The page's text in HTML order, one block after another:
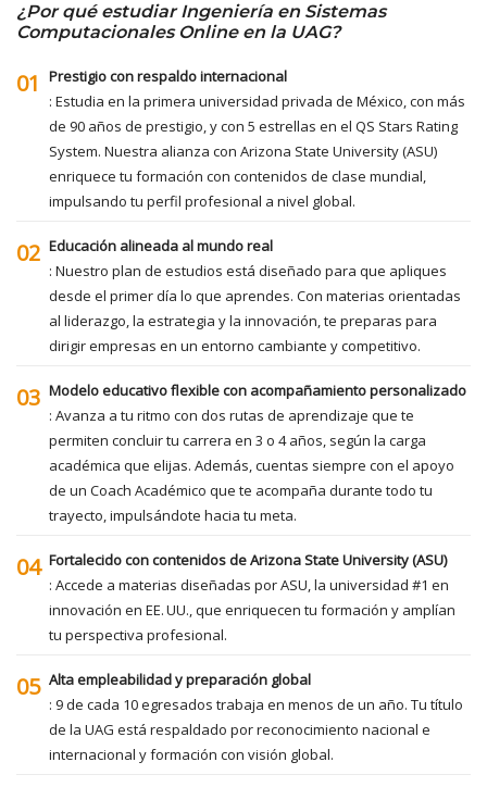
¿Por qué estudiar Ingeniería en Sistemas
Computacionales Online en la UAG?
01
Prestigio con respaldo internacional
: Estudia en la primera universidad privada de México, con más
de 90 años de prestigio, y con 5 estrellas en el QS Stars Rating
System. Nuestra alianza con Arizona State University (ASU)
enriquece tu formación con contenidos de clase mundial,
impulsando tu perfil profesional a nivel global.
02 Educación alineada al mundo real
: Nuestro plan de estudios está diseñado para que apliques
desde el primer día lo que aprendes. Con materias orientadas
al liderazgo, la estrategia y la innovación, te preparas para
dirigir empresas en un entorno cambiante y competitivo.
03 Modelo educativo flexible con acompañamiento personalizado
: Avanza a tu ritmo con dos rutas de aprendizaje que te
permiten concluir tu carrera en 3 o 4 años, según la carga
académica que elijas. Además, cuentas siempre con el apoyo
de un Coach Académico que te acompaña durante todo tu
trayecto, impulsándote hacia tu meta.
04 Fortalecido con contenidos de Arizona State University (ASU)
: Accede a materias diseñadas por ASU, la universidad #1 en
innovación en EE. UU., que enriquecen tu formación y amplían
tu perspectiva profesional.
05 Alta empleabilidad y preparación global
: 9 de cada 10 egresados trabaja en menos de un año. Tu título
de la UAG está respaldado por reconocimiento nacional e
internacional y formación con visión global.